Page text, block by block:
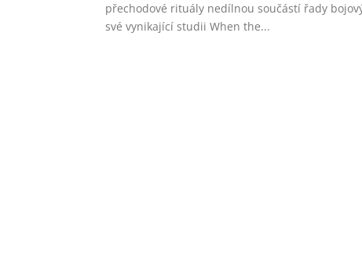
přechodové rituály nedílnou součástí řady
své vynikající studii When the...